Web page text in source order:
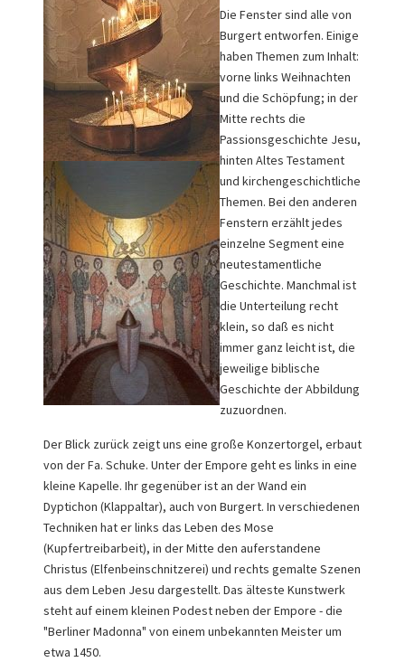
Die Fenster sind alle von
Burgert entworfen. Einige
haben Themen zum Inhalt:
vorne links Weihnachten
und die Schöpfung; in der
Mitte rechts die
Passionsgeschichte Jesu,
hinten Altes Testament
und kirchengeschichtliche
Themen. Bei den anderen
Fenstern erzählt jedes
einzelne Segment eine
neutestamentliche
Geschichte. Manchmal ist
die Unterteilung recht
klein, so daß es nicht
immer ganz leicht ist, die
jeweilige biblische
Geschichte der Abbildung
zuzuordnen.
Der Blick zurück zeigt uns eine große Konzertorgel, erbaut
von der Fa. Schuke. Unter der Empore geht es links in eine
kleine Kapelle. Ihr gegenüber ist an der Wand ein
Dyptichon (Klappaltar), auch von Burgert. In verschiedenen
Techniken hat er links das Leben des Mose
(Kupfertreibarbeit), in der Mitte den auferstandene
Christus (Elfenbeinschnitzerei) und rechts gemalte Szenen
aus dem Leben Jesu dargestellt. Das älteste Kunstwerk
steht auf einem kleinen Podest neben der Empore - die
"Berliner Madonna" von einem unbekannten Meister um
etwa 1450.